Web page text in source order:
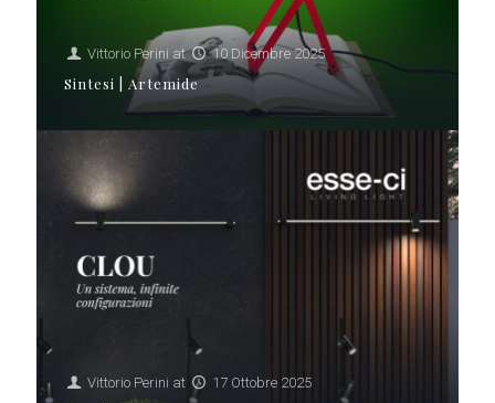
Vittorio Perini at 10 Dicembre 2025
Sintesi | Artemide
Vittorio Perini at 17 Ottobre 2025